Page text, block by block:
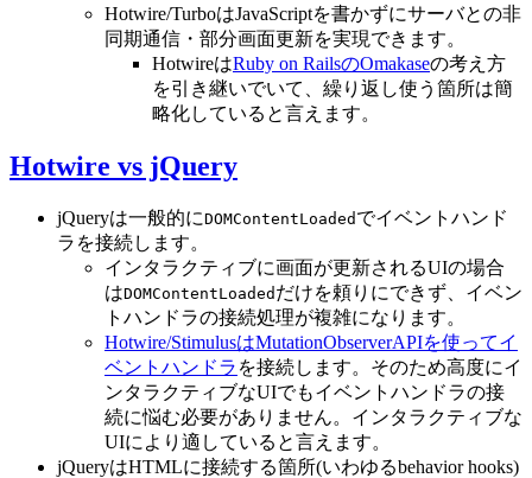
Hotwire/TurboはJavaScriptを書かずにサーバとの非
同期通信・部分画面更新を実現できます。
HotwireはRuby on RailsのOmakaseの考え方
を引き継いでいて、繰り返し使う箇所は簡
略化していると言えます。
Hotwire vs jQuery
jQueryは一般的にDOMContentLoaded でイベントハンド
ラを接続します。
インタラクティブに画面が更新されるUIの場合
はDOMContentLoaded だけを頼りにできず、イベン
トハンドラの接続処理が複雑になります。
Hotwire/StimulusはMutationObserverAPIを使ってイ
ベントハンドラ を接続します。そのため高度にイ
ンタラクティブなUIでもイベントハンドラの接
続に悩む必要がありません。インタラクティブな
UIにより適していると言えます。
jQueryはHTMLに接続する箇所(いわゆるbehavior hooks)